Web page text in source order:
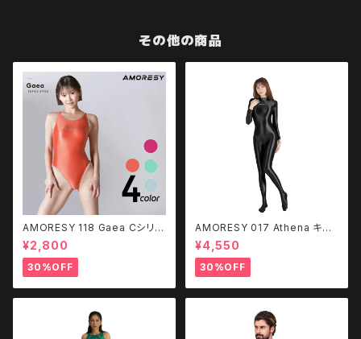
その他の商品
AMORESY 118 Gaea Cシリー
ズ シースルーハイレグ バックレ
ス 水着
¥2,800
30%OFF
AMORESY 017 Athena キャ
ットスーツ（Classic Colors）C
HKL
¥4,550
30%OFF